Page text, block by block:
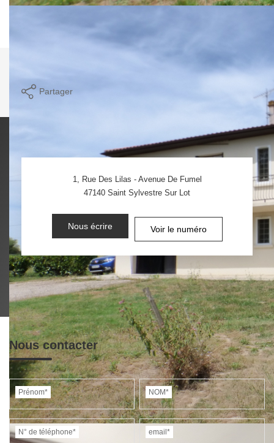
ASA.
Partager
1, Rue Des Lilas - Avenue De Fumel
47140 Saint Sylvestre Sur Lot
Nous écrire Voir le numéro
Nous contacter
Prénom* NOM*
N° de téléphone* email*